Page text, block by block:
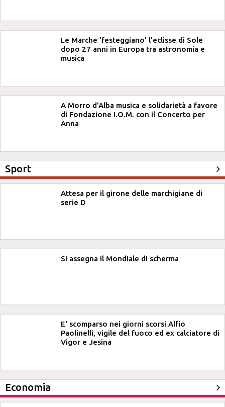
Le Marche 'festeggiano' l'eclisse di Sole
dopo 27 anni in Europa tra astronomia e
musica
A Morro d'Alba musica e solidarietà a favore
di Fondazione I.O.M. con il Concerto per
Anna
Sport
Attesa per il girone delle marchigiane di
serie D
Si assegna il Mondiale di scherma
E' scomparso nei giorni scorsi Alfio
Paolinelli, vigile del fuoco ed ex calciatore di
Vigor e Jesina
Economia